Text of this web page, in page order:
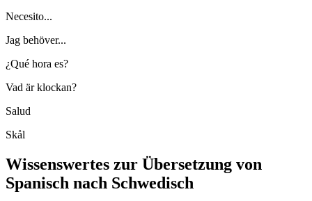
Necesito...
Jag behöver...
¿Qué hora es?
Vad är klockan?
Salud
Skål
Wissenswertes zur Übersetzung von
Spanisch nach Schwedisch